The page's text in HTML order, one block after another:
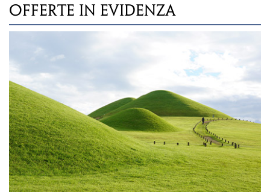
OFFERTE IN EVIDENZA